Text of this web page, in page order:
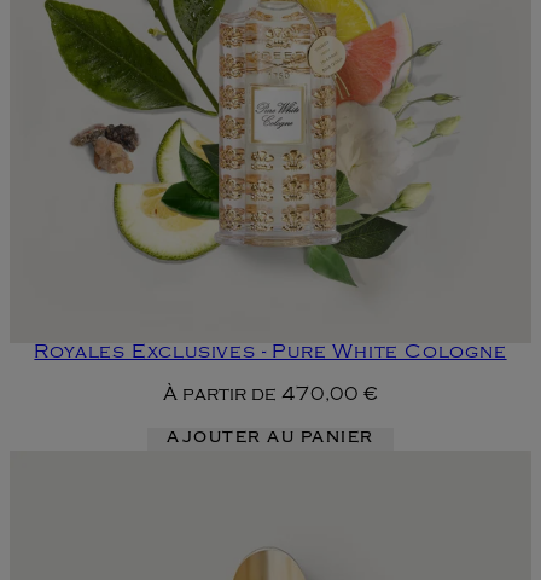
Royales Exclusives - Pure White Cologne
À partir de 470,00 €
AJOUTER AU PANIER